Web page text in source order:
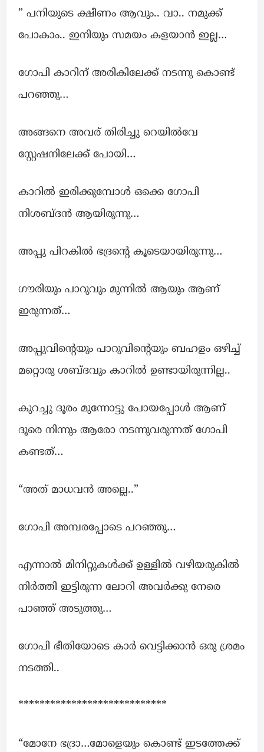
” പനിയുടെ ക്ഷീണം ആവും.. വാ.. നമുക്ക്
പോകാം.. ഇനിയും സമയം കളയാന്‍ ഇല്ല…
ഗോപി കാറിന് അരികിലേക്ക് നടന്നു കൊണ്ട്
പറഞ്ഞു…
അങ്ങനെ അവര് തിരിച്ചു റെയിൽവേ
സ്റ്റേഷനിലേക്ക് പോയി…
കാറിൽ ഇരിക്കുമ്പോള്‍ ഒക്കെ ഗോപി
നിശബ്ദൻ ആയിരുന്നു…
അപ്പു പിറകില്‍ ഭദ്രന്റെ കൂടെയായിരുന്നു…
ഗൗരിയും പാറുവും മുന്നില്‍ ആയും ആണ്
ഇരുന്നത്…
അപ്പുവിന്റെയും പാറുവിന്റെയും ബഹളം ഒഴിച്ച്
മറ്റൊരു ശബ്ദവും കാറിൽ ഉണ്ടായിരുന്നില്ല..
കുറച്ചു ദൂരം മുന്നോട്ടു പോയപ്പോൾ ആണ്
ദൂരെ നിന്നും ആരോ നടന്നുവരുന്നത് ഗോപി
കണ്ടത്…
“അത് മാധവന്‍ അല്ലെ..”
ഗോപി അമ്പരപ്പോടെ പറഞ്ഞു…
എന്നാൽ മിനിറ്റുകൾക്ക് ഉള്ളില്‍ വഴിയരുകില്‍
നിർത്തി ഇട്ടിരുന്ന ലോറി അവര്‍ക്കു നേരെ
പാഞ്ഞ് അടുത്തു…
ഗോപി ഭീതിയോടെ കാർ വെട്ടിക്കാൻ ഒരു ശ്രമം
നടത്തി..
****************************
“മോനേ ഭദ്രാ…മോളെയും കൊണ്ട്‌ ഇടത്തേക്ക്